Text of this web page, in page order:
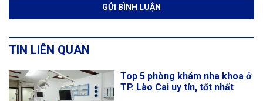
TIN LIÊN QUAN
Top 5 phòng khám nha khoa ở
TP. Lào Cai uy tín, tốt nhất